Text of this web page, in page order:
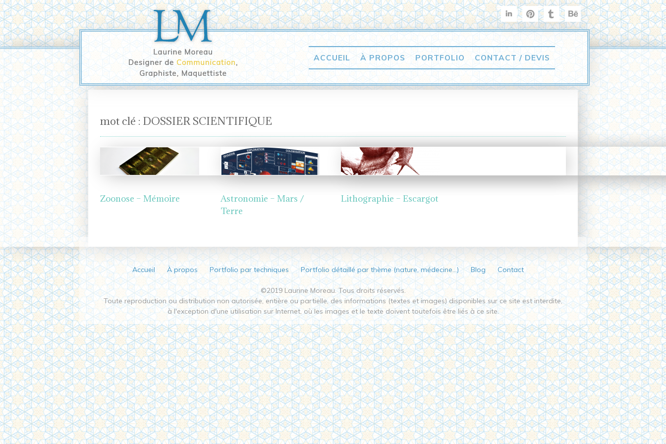
ACCUEIL À PROPOS PORTFOLIO CONTACT / DEVIS
DOSSIER SCIENTIFIQUE
Zoonose – Mémoire
Astronomie – Mars /
Terre
Lithographie – Escargot
Accueil À propos Portfolio par techniques Portfolio détaillé par thème (nature, médecine…) Blog Contact
©2019 Laurine Moreau. Tous droits réservés.
Toute reproduction ou distribution non autorisée, entière ou partielle, des informations (textes et images) disponibles sur ce site est interdite,
à l'exception d'une utilisation sur Internet, où les images et le texte doivent toutefois être liés à ce site.